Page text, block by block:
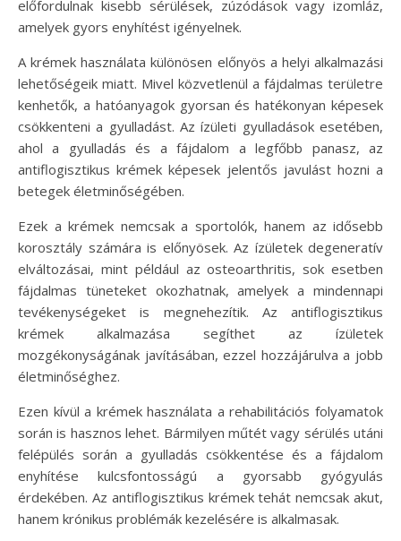
előfordulnak kisebb sérülések, zúzódások vagy izomláz,
amelyek gyors enyhítést igényelnek.
A krémek használata különösen előnyös a helyi alkalmazási
lehetőségeik miatt. Mivel közvetlenül a fájdalmas területre
kenhetők, a hatóanyagok gyorsan és hatékonyan képesek
csökkenteni a gyulladást. Az ízületi gyulladások esetében,
ahol a gyulladás és a fájdalom a legfőbb panasz, az
antiflogisztikus krémek képesek jelentős javulást hozni a
betegek életminőségében.
Ezek a krémek nemcsak a sportolók, hanem az idősebb
korosztály számára is előnyösek. Az ízületek degeneratív
elváltozásai, mint például az osteoarthritis, sok esetben
fájdalmas tüneteket okozhatnak, amelyek a mindennapi
tevékenységeket is megnehezítik. Az antiflogisztikus
krémek alkalmazása segíthet az ízületek
mozgékonyságának javításában, ezzel hozzájárulva a jobb
életminőséghez.
Ezen kívül a krémek használata a rehabilitációs folyamatok
során is hasznos lehet. Bármilyen műtét vagy sérülés utáni
felépülés során a gyulladás csökkentése és a fájdalom
enyhítése kulcsfontosságú a gyorsabb gyógyulás
érdekében. Az antiflogisztikus krémek tehát nemcsak akut,
hanem krónikus problémák kezelésére is alkalmasak.